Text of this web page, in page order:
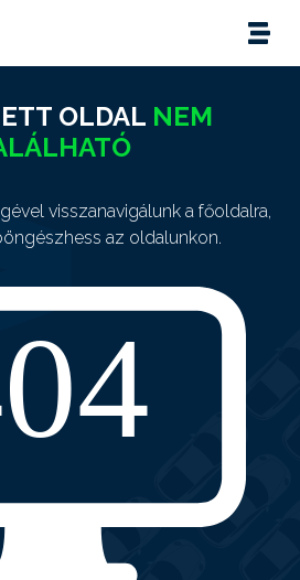
OLDAL NEM
visszanavigálunk a főoldalra,
az oldalunkon.